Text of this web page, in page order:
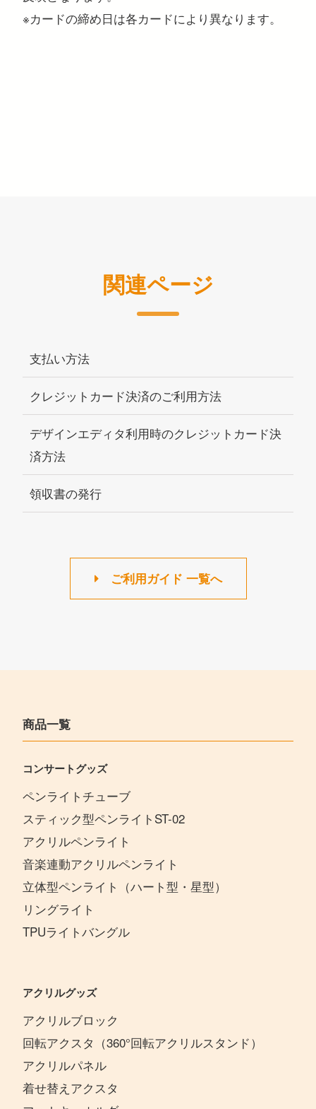
※カードの締め日は各カードにより異なります。
関連ページ
支払い方法
クレジットカード決済のご利用方法
デザインエディタ利用時のクレジットカード決
済方法
領収書の発行
ご利用ガイド 一覧へ
商品一覧
コンサートグッズ
ペンライトチューブ
スティック型ペンライトST-02
アクリルペンライト
音楽連動アクリルペンライト
立体型ペンライト（ハート型・星型）
リングライト
TPUライトバングル
アクリルグッズ
アクリルブロック
回転アクスタ（360°回転アクリルスタンド）
アクリルパネル
着せ替えアクスタ